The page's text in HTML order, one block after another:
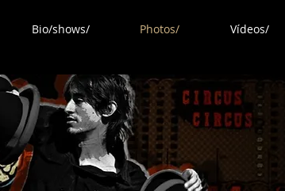
Bio/shows/ Photos/ Vídeos/